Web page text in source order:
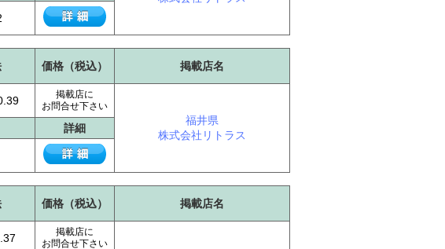
価格（税込） 掲載店名
掲載店に
お問合せ下さい
福井県
株式会社リトラス
詳細
価格（税込） 掲載店名
掲載店に
お問合せ下さい